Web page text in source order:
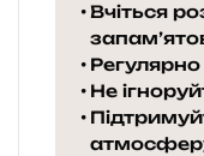
Вчіться
Регулярно
Не